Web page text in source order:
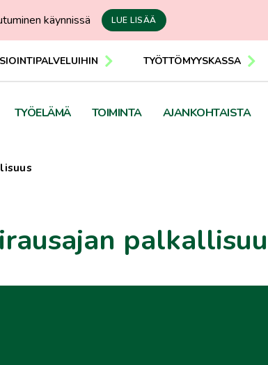
käynnissä LUE LISÄÄ
TYÖTTÖMYYSKASSA
TYÖELÄMÄ TOIMINTA AJANKOHTAISTA